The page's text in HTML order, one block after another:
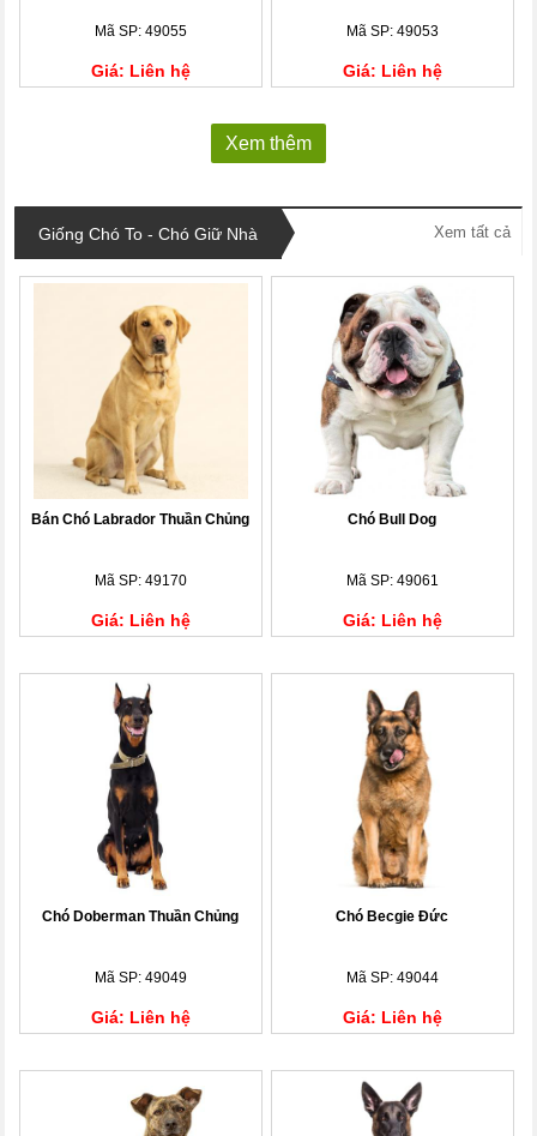
Mã SP: 49055
Giá: Liên hệ
Mã SP: 49053
Giá: Liên hệ
Xem thêm
Giống Chó To - Chó Giữ Nhà Xem tất cả
Bán Chó Labrador Thuần Chủng
Mã SP: 49170
Giá: Liên hệ
Chó Bull Dog
Mã SP: 49061
Giá: Liên hệ
Chó Doberman Thuần Chủng
Mã SP: 49049
Giá: Liên hệ
Chó Becgie Đức
Mã SP: 49044
Giá: Liên hệ